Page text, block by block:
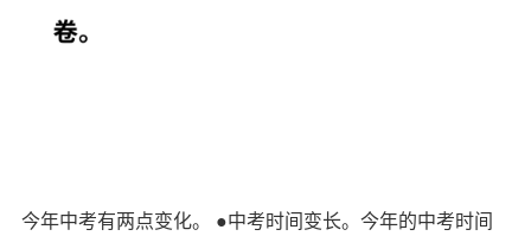
今年中考有两点变化。 ●中考时间变长。今年的中考时间